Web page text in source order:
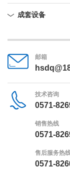
成套设备
邮箱
技术咨询
0571-
销售热线
0571-
售后服务热
0571-